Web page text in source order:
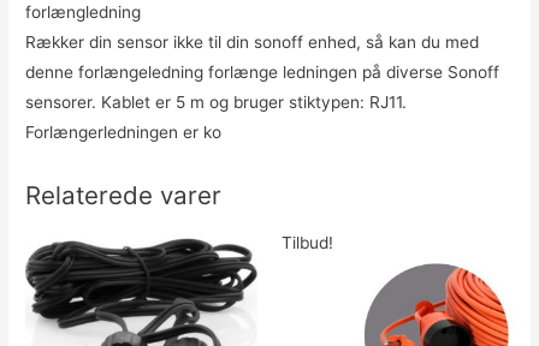
forlængledning
Rækker din sensor ikke til din sonoff enhed, så kan du med
denne forlængeledning forlænge ledningen på diverse Sonoff
sensorer. Kablet er 5 m og bruger stiktypen: RJ11.
Forlængerledningen er ko
Relaterede varer
Tilbud!